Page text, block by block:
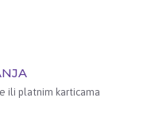
ili platnim karticama